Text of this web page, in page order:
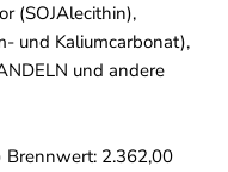
(SOJAlecithin),
und Kaliumcarbonat),
und andere
Brennwert: 2.362,00